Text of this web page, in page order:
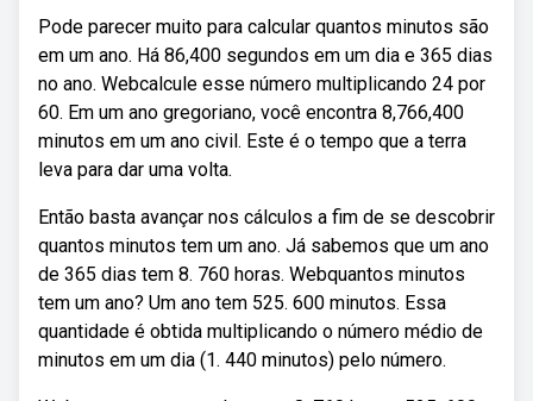
Pode parecer muito para calcular quantos minutos são
em um ano. Há 86,400 segundos em um dia e 365 dias
no ano. Webcalcule esse número multiplicando 24 por
60. Em um ano gregoriano, você encontra 8,766,400
minutos em um ano civil. Este é o tempo que a terra
leva para dar uma volta.
Então basta avançar nos cálculos a fim de se descobrir
quantos minutos tem um ano. Já sabemos que um ano
de 365 dias tem 8. 760 horas. Webquantos minutos
tem um ano? Um ano tem 525. 600 minutos. Essa
quantidade é obtida multiplicando o número médio de
minutos em um dia (1. 440 minutos) pelo número.